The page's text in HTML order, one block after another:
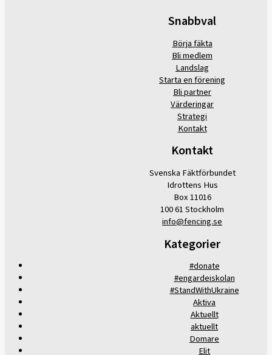
Snabbval
Börja fäkta
Bli medlem
Landslag
Starta en förening
Bli partner
Värderingar
Strategi
Kontakt
Kontakt
Svenska Fäktförbundet
Idrottens Hus
Box 11016
100 61 Stockholm
info@fencing.se
Kategorier
#donate
#engardeiskolan
#StandWithUkraine
Aktiva
Aktuellt
aktuellt
Domare
Elit